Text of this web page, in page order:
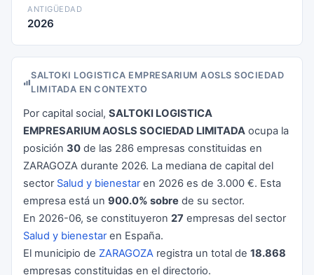
ANTIGÜEDAD
2026
SALTOKI LOGISTICA EMPRESARIUM AOSLS SOCIEDAD
LIMITADA EN CONTEXTO
Por capital social, SALTOKI LOGISTICA
EMPRESARIUM AOSLS SOCIEDAD LIMITADA ocupa la
posición 30 de las 286 empresas constituidas en
ZARAGOZA durante 2026. La mediana de capital del
sector Salud y bienestaren 2026 es de 3.000 €. Esta
empresa está un 900.0% sobre de su sector.
En 2026-06, se constituyeron 27 empresas del sector
Salud y bienestaren España.
El municipio de ZARAGOZA registra un total de 18.868
empresas constituidas en el directorio.